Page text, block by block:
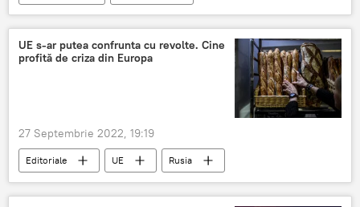
UE s-ar putea confrunta cu revolte. Cine
profită de criza din Europa
27 Septembrie 2022, 19:19
Editoriale UE
Rusia
Relația cu Rusia
criză